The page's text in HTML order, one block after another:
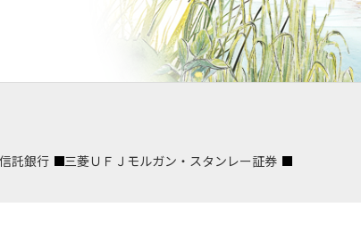
託銀行 三菱ＵＦＪモルガン・スタンレー証券